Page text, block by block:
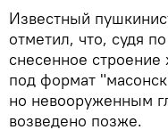
Известный
отметил, что, судя
снесенное
под формат
но невооруженным
возведено позже.